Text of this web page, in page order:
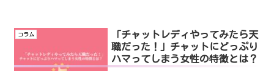
コラム
「チャットレディやってみたら天
職だった！」チャットにどっぷり
ハマってしまう女性の特徴とは？